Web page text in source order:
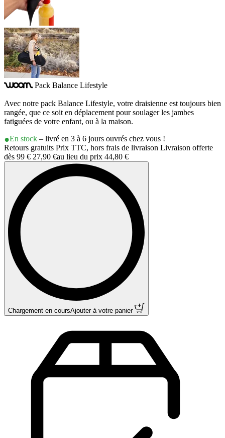
woom Pack Balance Lifestyle
Avec notre pack Balance Lifestyle, votre draisienne est toujours bien
rangée, que ce soit en déplacement pour soulager les jambes
fatiguées de votre enfant, ou à la maison.
En stock – livré en 3 à 6 jours ouvrés chez vous !
Retours gratuits Prix TTC, hors frais de livraison Livraison offerte
dès 99 € 27,90 €au lieu du prix 44,80 €
Chargement en cours Ajouter à votre panier